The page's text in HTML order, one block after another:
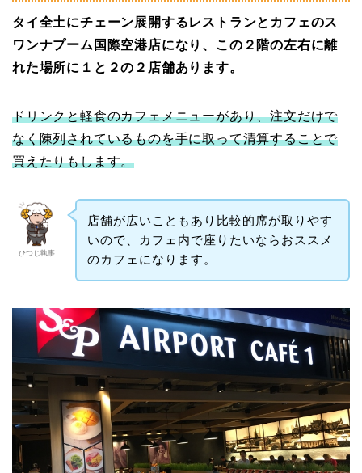
タイ全土にチェーン展開するレストランとカフェのス
ワンナプーム国際空港店になり、この２階の左右に離
れた場所に１と２の２店舗あります。
ドリンクと軽食のカフェメニューがあり、注文だけで
なく陳列されているものを手に取って清算することで
買えたりもします。
ひつじ執事
店舗が広いこともあり比較的席が取りやす
いので、カフェ内で座りたいならおススメ
のカフェになります。